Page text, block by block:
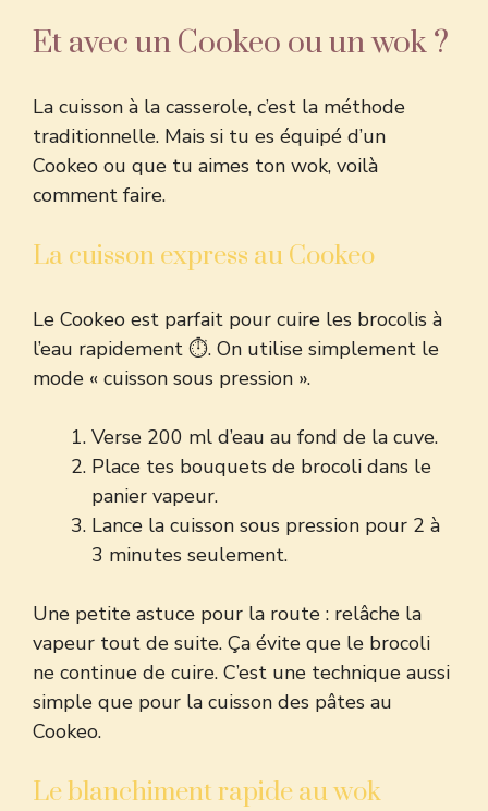
Et avec un Cookeo ou un wok ?
La cuisson à la casserole, c’est la méthode
traditionnelle. Mais si tu es équipé d’un
Cookeo ou que tu aimes ton wok, voilà
comment faire.
La cuisson express au Cookeo
Le Cookeo est parfait pour cuire les brocolis à
l’eau rapidement ⏱️. On utilise simplement le
mode « cuisson sous pression ».
Verse 200 ml d’eau au fond de la cuve.
Place tes bouquets de brocoli dans le
panier vapeur.
Lance la cuisson sous pression pour 2 à
3 minutes seulement.
Une petite astuce pour la route : relâche la
vapeur tout de suite. Ça évite que le brocoli
ne continue de cuire. C’est une technique aussi
simple que pour la cuisson des pâtes au
Cookeo.
Le blanchiment rapide au wok